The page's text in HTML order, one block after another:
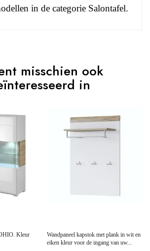
in de categorie Salontafel.
Volwassen
Niet-elektrisch
To Review
misschien ook
in
Kleur
Wandpaneel kapstok met plank in wit en
eiken kleur voor de ingang van uw...